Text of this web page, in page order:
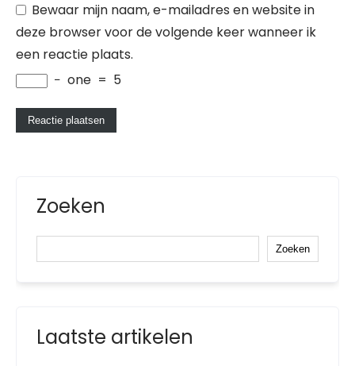
Bewaar mijn naam, e-mailadres en website in
deze browser voor de volgende keer wanneer ik
een reactie plaats.
− one = 5
Zoeken
Zoeken
Laatste artikelen